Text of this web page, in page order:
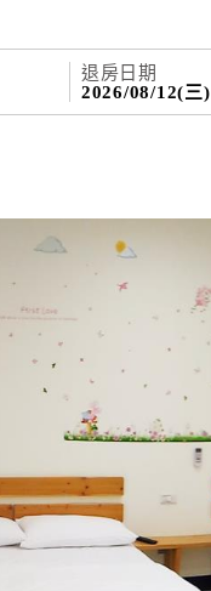
退房日期
2026/08/12(三)